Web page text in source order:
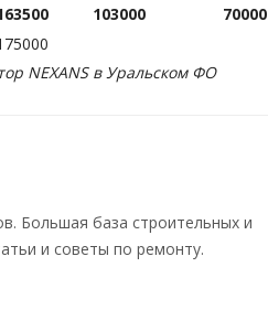
103000
70000
NEXANS в Уральском ФО
Большая база строительных и
и советы по ремонту.